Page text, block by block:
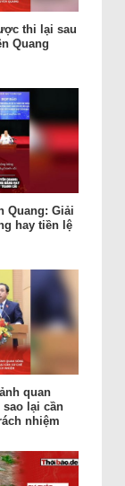
thi lại sau
Quang
Quang: Giải
hay tiền lệ
quan
lại cần
nhiệm